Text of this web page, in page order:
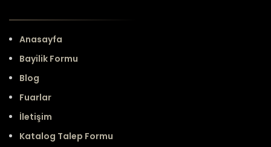
Anasayfa
Bayilik Formu
Blog
Fuarlar
İletişim
Katalog Talep Formu